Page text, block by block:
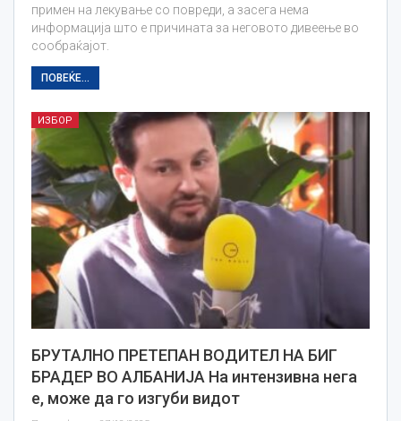
примен на лекување со повреди, а засега нема
информација што е причината за неговото дивеење во
сообраќајот.
ПОВЕЌЕ...
ИЗБОР
БРУТАЛНО ПРЕТЕПАН ВОДИТЕЛ НА БИГ
БРАДЕР ВО АЛБАНИЈА На интензивна нега
е, може да го изгуби видот